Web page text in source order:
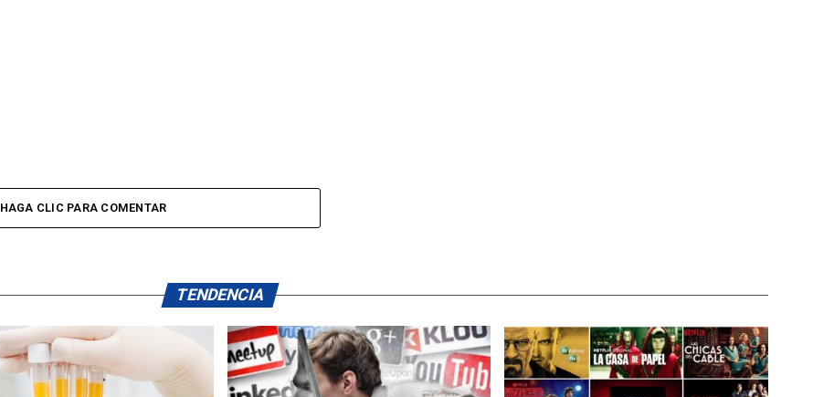
HAGA CLIC PARA COMENTAR
TENDENCIA